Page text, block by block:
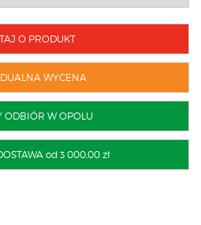
O PRODUKT
WYCENA
ODBIÓR W OPOLU
od 3 000,00 zł